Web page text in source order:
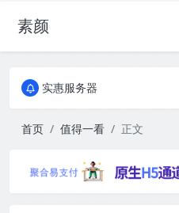
素颜全国免费包邮流量卡
实惠服务器
实惠服务器
首页 值得一看 正文